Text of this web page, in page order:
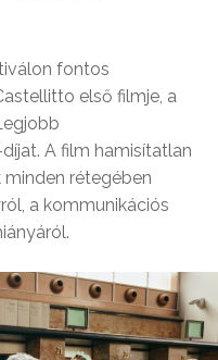
fontos
első filmje, a
A film hamisítatlan
rétegében
a kommunikációs